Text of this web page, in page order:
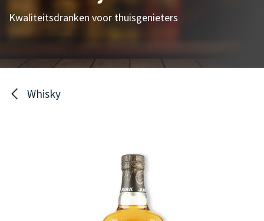
Kwaliteitsdranken voor thuisgenieters
Whisky